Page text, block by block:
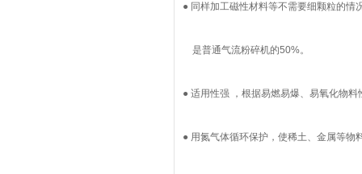
● 同样加工磁性材料等不需要细颗粒的
是普通气流粉碎机的50%。
● 适用性强 ，根据易燃易爆、易氧化物
● 用氮气体循环保护，使稀土、金属等物